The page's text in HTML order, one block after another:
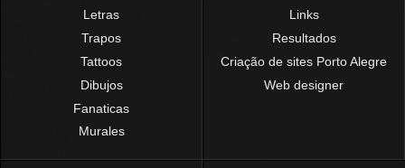
Letras
Trapos
Tattoos
Dibujos
Fanaticas
Murales
Links
Resultados
Criação de sites Porto Alegre
Web designer